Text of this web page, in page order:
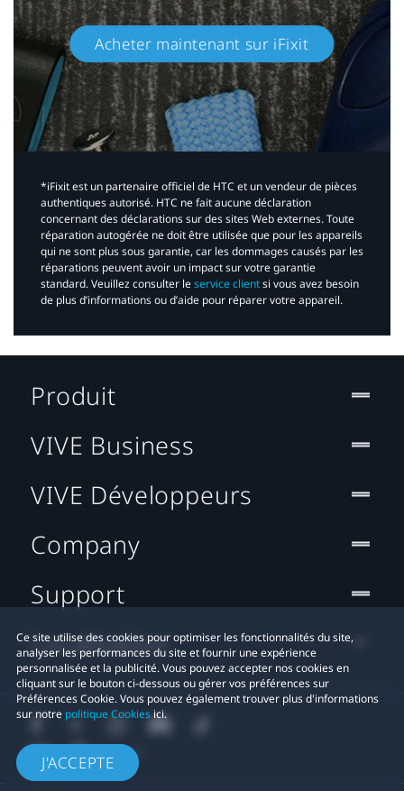
Acheter maintenant sur iFixit​
*iFixit est un partenaire officiel de HTC et un vendeur de pièces
authentiques autorisé. HTC ne fait aucune déclaration
concernant des déclarations sur des sites Web externes. Toute
réparation autogérée ne doit être utilisée que pour les appareils
qui ne sont plus sous garantie, car les dommages causés par les
réparations peuvent avoir un impact sur votre garantie
standard. Veuillez consulter leservice clientsi vous avez besoin
de plus d’informations ou d’aide pour réparer votre appareil.​
Ce site utilise des cookies pour optimiser les fonctionnalités du site,
analyser les performances du site et fournir une expérience
personnalisée et la publicité. Vous pouvez accepter nos cookies en
cliquant sur le bouton ci-dessous ou gérer vos préférences sur
Préférences Cookie. Vous pouvez également trouver plus d'informations
sur notre politique Cookiesici.
J'ACCEPTE
Produit
VIVE Business
VIVE Développeurs
Company
Support
Localisation